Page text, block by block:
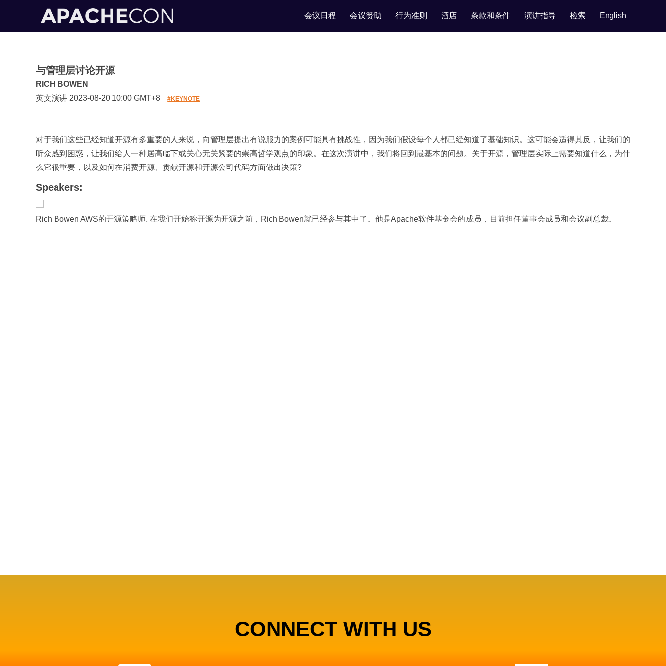
会议日程 会议赞助 行为准则 酒店 条款和条件 演讲指导 检索 English
与管理层讨论开源
RICH BOWEN
英文演讲 2023-08-20 10:00 GMT+8
#KEYNOTE
对于我们这些已经知道开源有多重要的人来说，向管理层提出有说服力的案例可能具有挑战性，因为我们假设每个人都已经知道了基础知识。这可能会适得其反，让我们的
听众感到困惑，让我们给人一种居高临下或关心无关紧要的崇高哲学观点的印象。在这次演讲中，我们将回到最基本的问题。关于开源，管理层实际上需要知道什么，为什
么它很重要，以及如何在消费开源、贡献开源和开源公司代码方面做出决策?
Speakers:
Rich Bowen AWS的开源策略师, 在我们开始称开源为开源之前，Rich Bowen就已经参与其中了。他是Apache软件基金会的成员，目前担任董事会成员和会议副总裁。
CONNECT WITH US